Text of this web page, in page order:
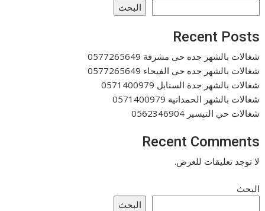
البحث
Recent Posts
شغالات بالشهر جده حى مشرفة 0577265649
شغالات بالشهر جده حى الفيحاء 0577265649
شغالات بالشهر جدة السنابل 0571400979
شغالات بالشهر الحمدانية 0571400979
شغالات حي التيسير 0562346904
Recent Comments
لا توجد تعليقات للعرض.
البحث
البحث